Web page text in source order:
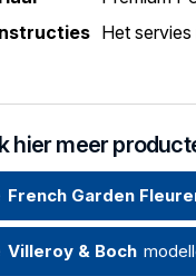
Het
hier meer
French Garden
Villeroy & Boch